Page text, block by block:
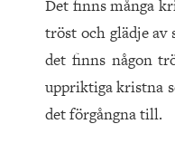
Det finns många
tröst och glädje av
det finns någon
uppriktiga kristna
det förgångna till.